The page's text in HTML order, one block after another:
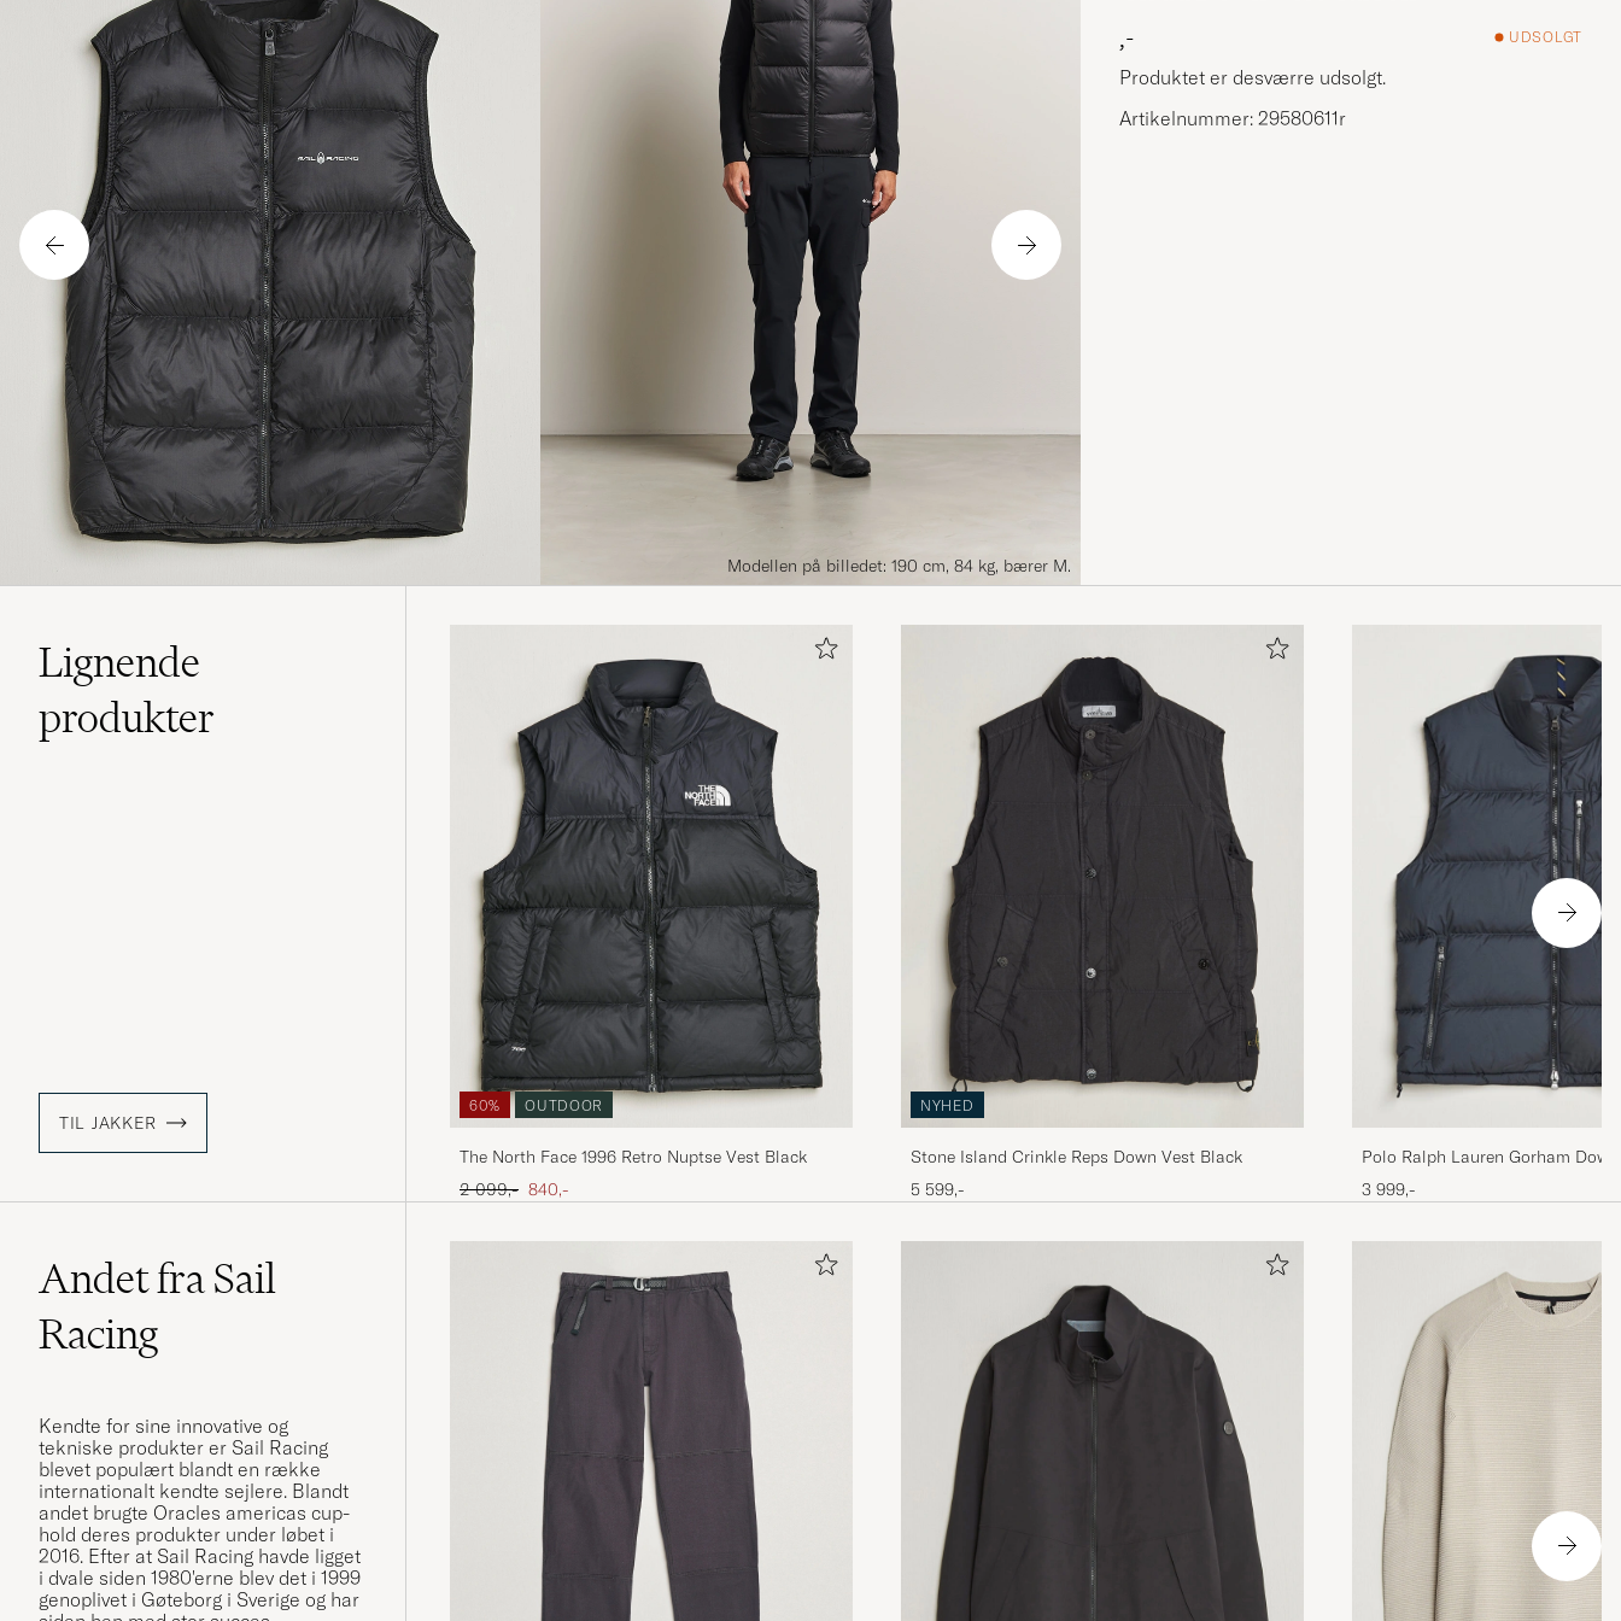
Modellen på billedet: 190 cm, 84 kg, bærer M.
,-
UDSOLGT
Produktet er desværre udsolgt.
Artikelnummer: 29580611r
Lignende
produkter
TIL JAKKER
60% OUTDOOR
The North Face 1996 Retro Nuptse Vest Black
Ordinary pris
2 099,- Nedsat pris
840,-
NYHED
Stone Island Crinkle Reps Down Vest Black
5 599,-
Polo Ralph Lauren Gorham
3 999,-
Andet fra Sail
Racing
Kendte for sine innovative og
tekniske produkter er Sail Racing
blevet populært blandt en række
internationalt kendte sejlere. Blandt
andet brugte Oracles americas cup-
hold deres produkter under løbet i
2016. Efter at Sail Racing havde ligget
i dvale siden 1980'erne blev det i 1999
genoplivet i Gøteborg i Sverige og har